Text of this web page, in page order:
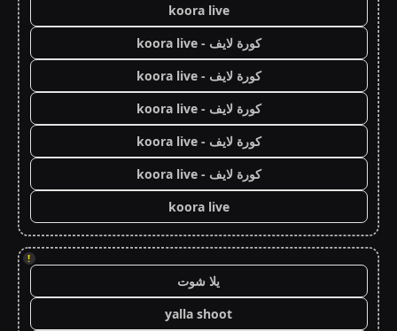
koora live
كورة لايف - koora live
كورة لايف - koora live
كورة لايف - koora live
كورة لايف - koora live
كورة لايف - koora live
koora live
!
يلا شوت
yalla shoot